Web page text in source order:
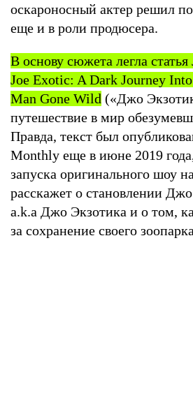
оскароносный актер решил
еще и в роли продюсера.
В основу сюжета легла
Joe Exotic: A Dark Journey
Man Gone Wild («Джо
путешествие в мир
Правда, текст был
Monthly еще в июне 2019
запуска оригинального шоу
расскажет о становлении
a.k.a Джо Экзотика и о том,
за сохранение своего